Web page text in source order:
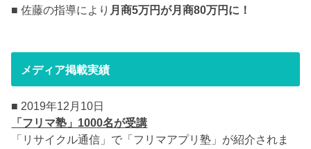
■ 佐藤の指導により 月商5万円が月商80万円に！
メディア掲載実績
■ 2019年12月10日
「フリマ塾」1000名が受講
「リサイクル通信」で「フリマアプリ塾」が紹介されま